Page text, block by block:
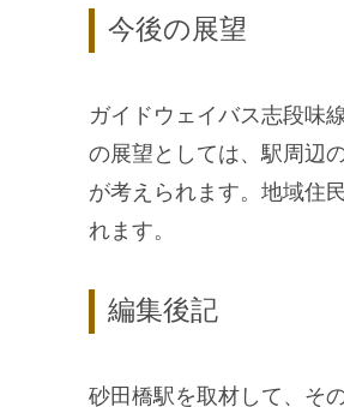
今後の展望
ガイドウェイバス志段味
の展望としては、駅周辺
が考えられます。地域住
れます。
編集後記
砂田橋駅を取材して、そ